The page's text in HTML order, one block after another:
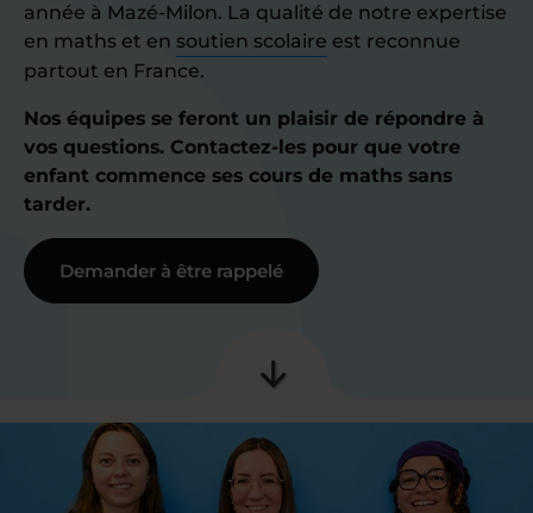
année à Mazé-Milon. La qualité de notre expertise
en maths et en soutien scolaire est reconnue
partout en France.
Nos équipes se feront un plaisir de répondre à
vos questions. Contactez-les pour que votre
enfant commence ses cours de maths sans
tarder.
Demander à être rappelé